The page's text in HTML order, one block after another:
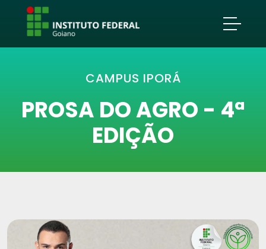
CAMPUS IPORÁ
PROSA DO AGRO - 4ª
EDIÇÃO